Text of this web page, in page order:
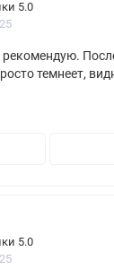
5.0
темнеет,
5.0